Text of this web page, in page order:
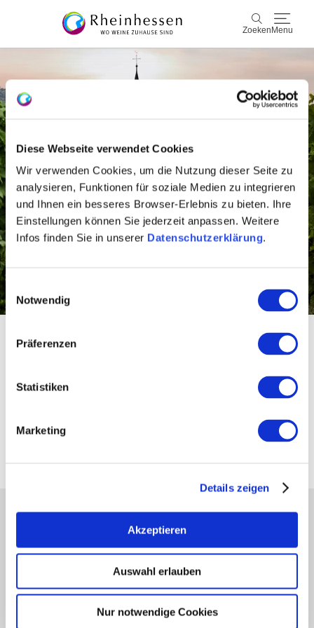
Diese Webseite verwendet Cookies
Wir verwenden Cookies, um die Nutzung dieser Seite zu
analysieren, Funktionen für soziale Medien zu integrieren
und Ihnen ein besseres Browser-Erlebnis zu bieten. Ihre
Einstellungen können Sie jederzeit anpassen. Weitere
Infos finden Sie in unserer Datenschutzerklärung.
Notwendig
Präferenzen
Statistiken
Marketing
Details zeigen
Akzeptieren
Auswahl erlauben
Nur notwendige Cookies
Zoeken Menu
Zoeken
wijn & gastronomie
Cultuur & Steden
Events
reservering & service
Wijnfestivals,
wijnpresentaties
Onze Service Contact:
(0049) 6731 893280
Ma-Do:08:00-17:00
Vr:08:00-13:00
hallo@rheinhessenwein.de